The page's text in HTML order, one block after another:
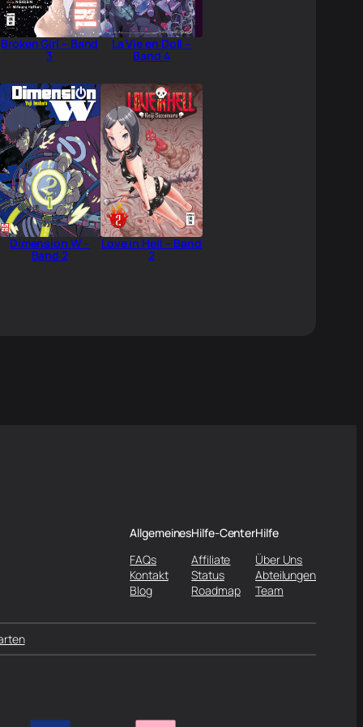
Broken Girl – Band
3
La Vie en Doll –
Band 4
Dimension W –
Band 2
Love in Hell – Band
2
Allgemeines
FAQs
Kontakt
Blog
Hilfe-Center
Affiliate
Status
Roadmap
Hilfe
Über Uns
Abteilungen
Team